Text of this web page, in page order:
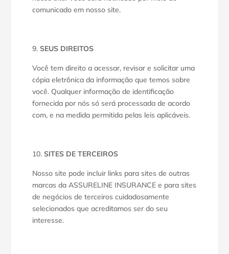
comunicado em nosso site.
SEUS DIREITOS
Você tem direito a acessar, revisar e solicitar uma
cópia eletrônica da informação que temos sobre
você. Qualquer informação de identificação
fornecida por nós só será processada de acordo
com, e na medida permitida pelas leis aplicáveis.
SITES DE TERCEIROS
Nosso site pode incluir links para sites de outras
marcas da ASSURELINE INSURANCE e para sites
de negócios de terceiros cuidadosamente
selecionados que acreditamos ser do seu
interesse.